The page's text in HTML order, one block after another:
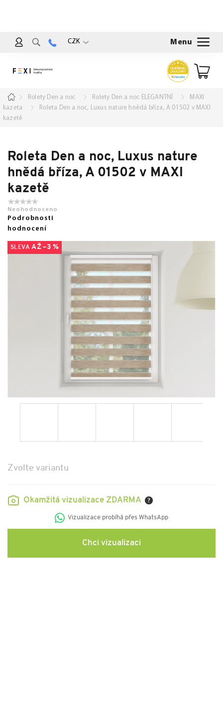
CZK
DomůRolety Den a noc Rolety Den a noc ELEGANTNÍ
MAXI
kazeta
Roleta Den a noc, Luxus nature hnědá bříza, A 01502 v MAXI
kazetě
Roleta Den a noc, Luxus nature
hnědá bříza, A 01502 v MAXI
kazetě
Neohodnoceno
Podrobnosti
hodnocení
AŽ –3 %
Zvolte variantu
Okamžitá vizualizace ZDARMA ?
Vizualizace probíhá přes WhatsApp
Chci vizualizaci